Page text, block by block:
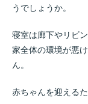
うでしょうか。
寝室は廊下やリビ
家全体の環境が悪
ん。
赤ちゃんを迎える